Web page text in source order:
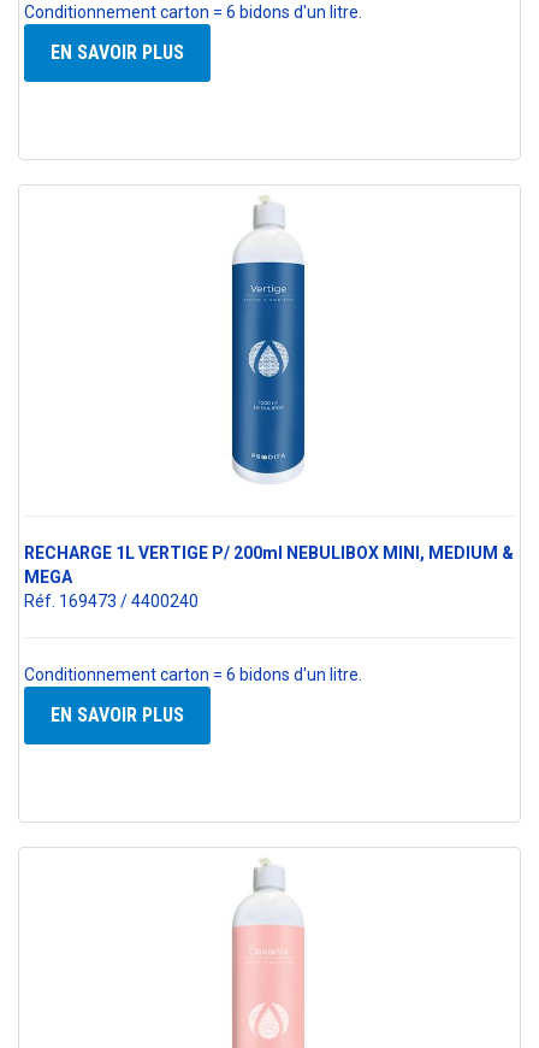
Conditionnement carton = 6 bidons d'un litre.
EN SAVOIR PLUS
RECHARGE 1L VERTIGE P/ 200ml NEBULIBOX MINI, MEDIUM &
MEGA
Réf. 169473 / 4400240
Conditionnement carton = 6 bidons d'un litre.
EN SAVOIR PLUS